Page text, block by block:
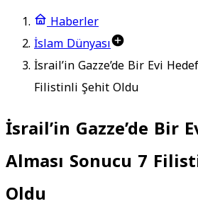
Haberler
İslam Dünyası
İsrail’in Gazze’de Bir Evi
Filistinli Şehit Oldu
İsrail’in Gazze’de Bir
Alması Sonucu 7
Oldu